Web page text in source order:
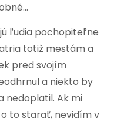
ľudia pochopiteľne
totiž mestám a
pred svojím
a niekto by
nedoplatil. Ak mi
to starať, nevidím v